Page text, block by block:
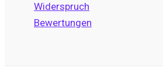
Widerspruch
Bewertungen